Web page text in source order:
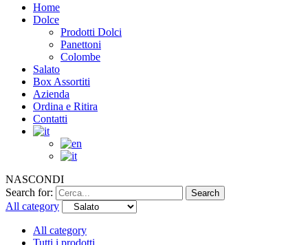
Home
Dolce
Prodotti Dolci
Panettoni
Colombe
Salato
Box Assortiti
Azienda
Ordina e Ritira
Contatti
NASCONDI
Search for:
Search
All category
All category
Tutti i prodotti